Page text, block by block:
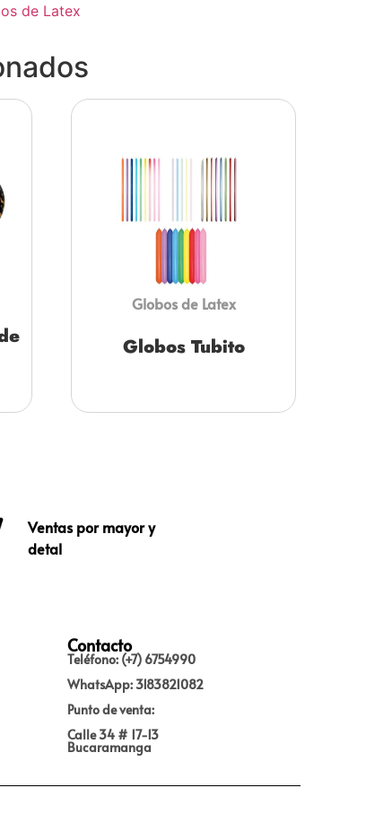
de Latex
Globos de Latex
Globos Tubito
Ventas por mayor y
detal
Contacto
Teléfono: (+7) 6754990
WhatsApp: 3183821082
Punto de venta:
Calle 34 # 17-13
Bucaramanga